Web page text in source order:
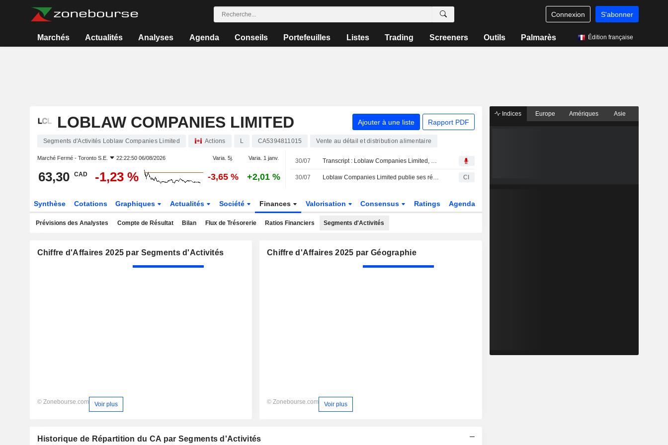
Connexion S'abonner
Marchés Actualités Analyses Agenda Conseils Portefeuilles Listes Trading Screeners Outils Palmarès Édition française
LOBLAW COMPANIES LIMITED Ajouter à une liste Rapport PDF
Segments d'Activités Loblaw Companies Limited Actions L CA5394811015 Vente au détail et distribution alimentaire
Marché Fermé - Toronto S.E. 22:22:50 06/08/2026 Varia. 5j. Varia. 1 janv.
63,30 CAD -1,23 % -3,65 % +2,01 %
30/07 Transcript : Loblaw Companies Limited, Q2 2026 Earnings Call, Jul 30, 2026
30/07 Loblaw Companies Limited publie ses résultats pour le deuxième trimestre et le premier semestre clos le 20 juin 2026 CI
Synthèse Cotations Graphiques Actualités Société Finances Valorisation Consensus Ratings Agenda
Prévisions des Analystes Compte de Résultat Bilan Flux de Trésorerie Ratios Financiers Segments d'Activités
Chiffre d'Affaires 2025 par Segments d'Activités
© Zonebourse.com Voir plus
Chiffre d'Affaires 2025 par Géographie
© Zonebourse.com Voir plus
Historique de Répartition du CA par Segments d'Activités
Indices Europe Amériques Asie